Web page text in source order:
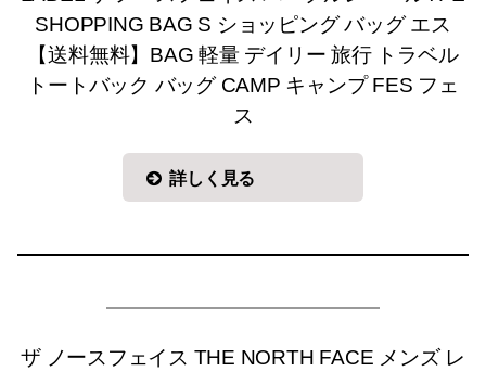
SHOPPING BAG S ショッピング バッグ エス
【送料無料】BAG 軽量 デイリー 旅行 トラベル
トートバック バッグ CAMP キャンプ FES フェ
ス
詳しく見る
ザ ノースフェイス THE NORTH FACE メンズ レ